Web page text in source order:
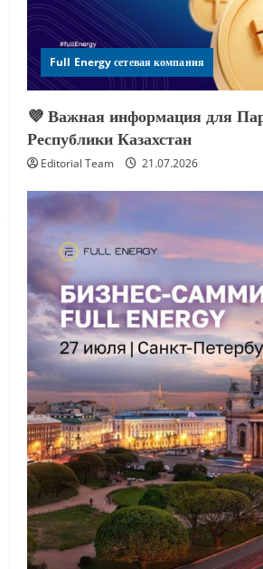
Full Energy сетевая компания
💜 Важная информация для
Республики Казахстан
Editorial Team 21.07.2026